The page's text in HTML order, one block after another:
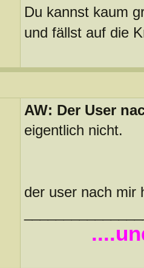
Du kannst kaum
und fällst auf die
AW: Der User
eigentlich nicht.
der user nach mir